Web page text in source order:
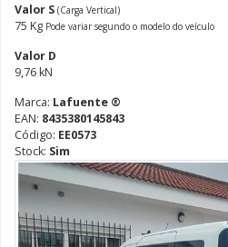
Valor S (Carga Vertical)
75 Kg Pode variar segundo o modelo do veículo
Valor D
9,76 kN
Marca: Lafuente ®
EAN: 8435380145843
Código: EE0573
Stock: Sim